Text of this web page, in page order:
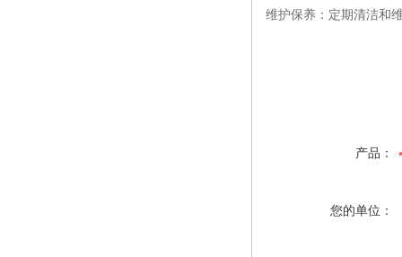
维护保养：定期清洁和
产品：
您的单位：